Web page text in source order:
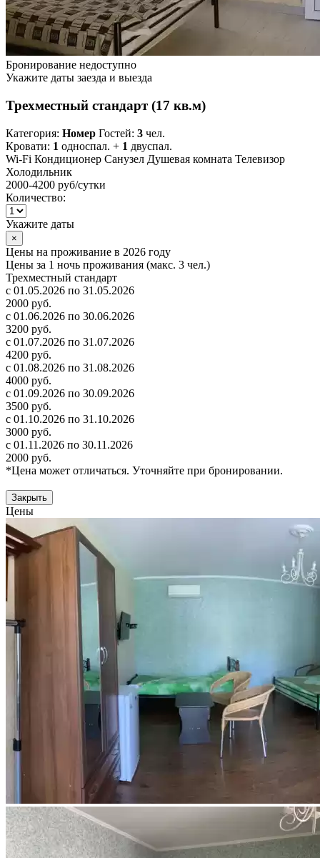
Бронирование недоступно
Укажите даты заезда и выезда
Трехместный стандарт (17 кв.м)
Категория: Номер Гостей: 3 чел.
Кровати: 1 односпал. + 1 двуспал.
Wi-Fi Кондиционер Санузел Душевая комната Телевизор
Холодильник
2000-4200 руб/сутки
Количество:
Укажите даты
×
Цены на проживание в 2026 году
Цены за 1 ночь проживания (макс. 3 чел.)
Трехместный стандарт
с 01.05.2026 по 31.05.2026
2000 руб.
с 01.06.2026 по 30.06.2026
3200 руб.
с 01.07.2026 по 31.07.2026
4200 руб.
с 01.08.2026 по 31.08.2026
4000 руб.
с 01.09.2026 по 30.09.2026
3500 руб.
с 01.10.2026 по 31.10.2026
3000 руб.
с 01.11.2026 по 30.11.2026
2000 руб.
*Цена может отличаться. Уточняйте при бронировании.
Закрыть
Цены